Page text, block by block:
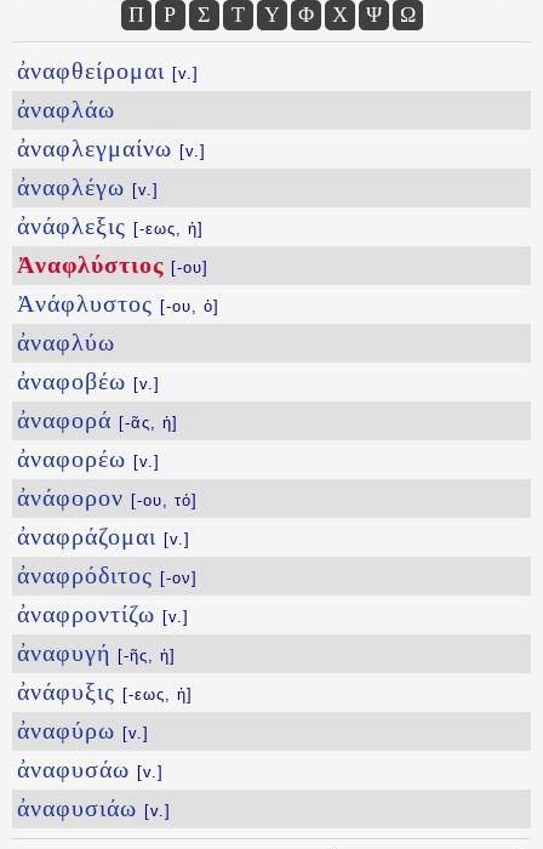
Π
Ρ Σ Τ Υ Φ Χ Ψ Ω
ἀναφθείρομαι [v.]
ἀναφλάω
ἀναφλεγμαίνω [v.]
ἀναφλέγω [v.]
ἀνάφλεξις [-εως, ἡ]
Ἀναφλύστιος [-ου]
Ἀνάφλυστος [-ου, ὁ]
ἀναφλύω
ἀναφοβέω [v.]
ἀναφορά [-ᾶς, ἡ]
ἀναφορέω [v.]
ἀνάφορον [-ου, τό]
ἀναφράζομαι [v.]
ἀναφρόδιτος [-ον]
ἀναφροντίζω [v.]
ἀναφυγή [-ῆς, ἡ]
ἀνάφυξις [-εως, ἡ]
ἀναφύρω [v.]
ἀναφυσάω [v.]
ἀναφυσιάω [v.]